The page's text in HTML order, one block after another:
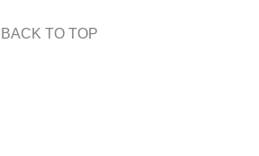
BACK TO TOP